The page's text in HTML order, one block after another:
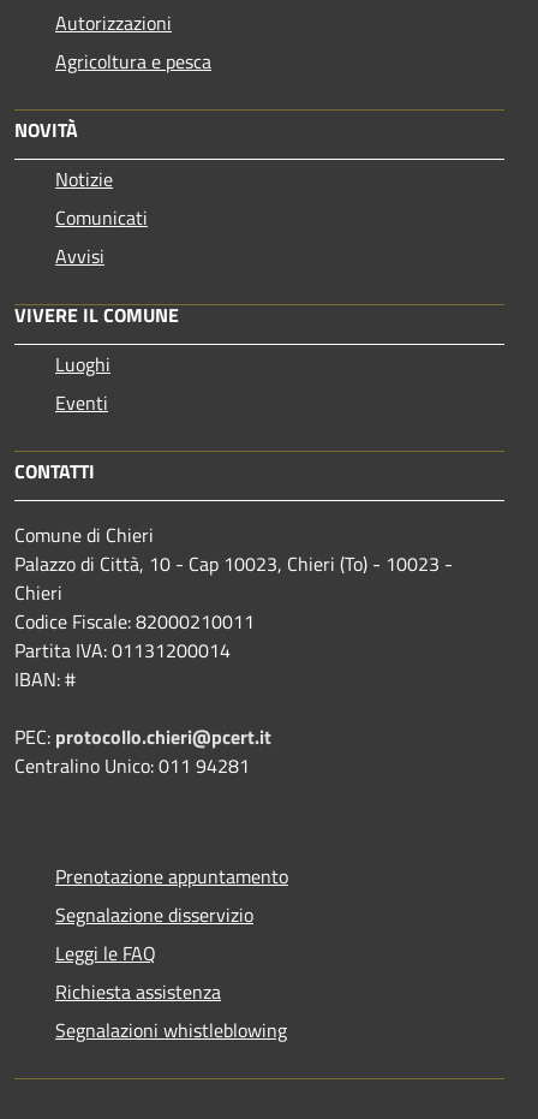
Autorizzazioni
Agricoltura e pesca
NOVITÀ
Notizie
Comunicati
Avvisi
VIVERE IL COMUNE
Luoghi
Eventi
CONTATTI
Comune di Chieri
Palazzo di Città, 10 - Cap 10023, Chieri (To) - 10023 -
Chieri
Codice Fiscale: 82000210011
Partita IVA: 01131200014
IBAN: #
PEC: protocollo.chieri@pcert.it
Centralino Unico: 011 94281
Prenotazione appuntamento
Segnalazione disservizio
Leggi le FAQ
Richiesta assistenza
Segnalazioni whistleblowing